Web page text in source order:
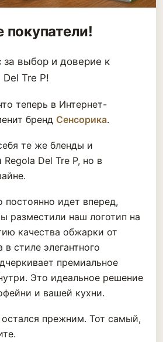
за выбор и доверие к
Del Tre P!
теперь в Интернет-
бренд Сенсорика.
те же бленды и
Del Tre P, но в
постоянно идет вперед,
разместили наш логотип на
качества обжарки от
в стиле элегантного
премиальное
Это идеальное решение
и вашей кухни.
остался прежним. Тот самый,